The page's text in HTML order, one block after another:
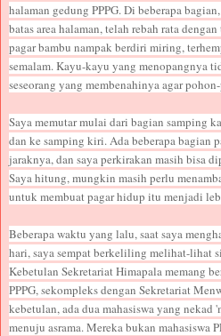
halaman gedung PPPG. Di beberapa
batas area halaman, telah rebah rata
pagar bambu nampak berdiri miring,
semalam. Kayu-kayu yang menopangnya
seseorang yang membenahinya agar
Saya memutar mulai dari bagian samping
dan ke samping kiri. Ada beberapa bagian
jaraknya, dan saya perkirakan masih bisa
Saya hitung, mungkin masih perlu
untuk membuat pagar hidup itu menjadi
Beberapa waktu yang lalu, saat saya
hari, saya sempat berkeliling melihat-lihat
Kebetulan Sekretariat Himapala memang
PPPG, sekompleks dengan Sekretariat
kebetulan, ada dua mahasiswa yang nekad
menuju asrama. Mereka bukan mahasiswa